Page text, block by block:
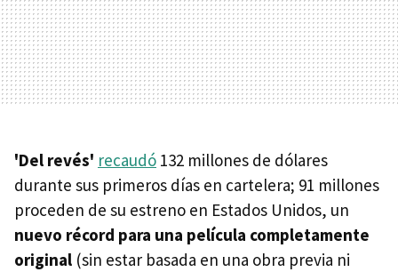
'Del revés' recaudó 132 millones de dólares
durante sus primeros días en cartelera; 91 millones
proceden de su estreno en Estados Unidos, un
nuevo récord para una película completamente
original (sin estar basada en una obra previa ni